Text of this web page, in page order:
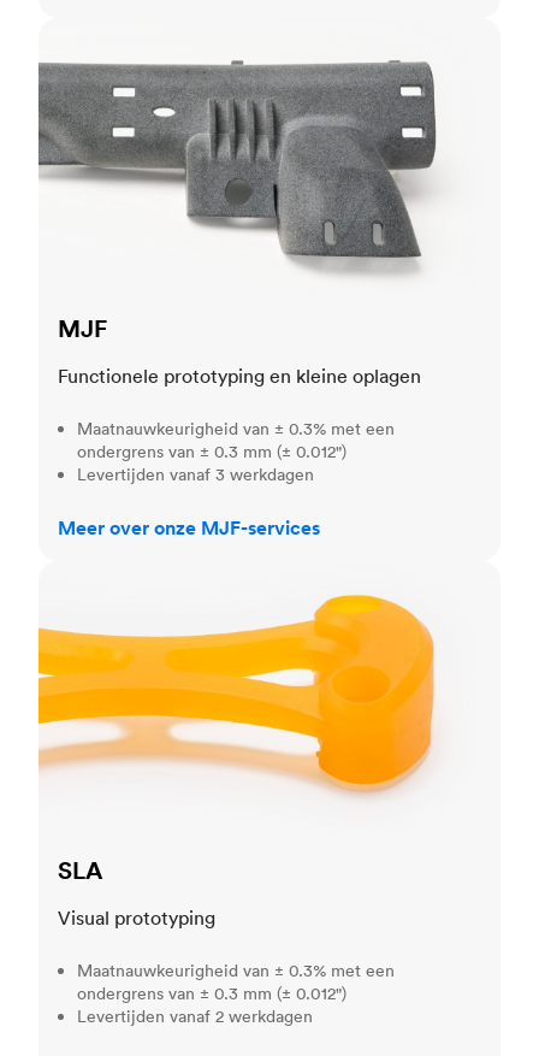
MJF
Functionele prototyping en kleine oplagen
Maatnauwkeurigheid van ± 0.3% met een
ondergrens van ± 0.3 mm (± 0.012")
Levertijden vanaf 3 werkdagen
Meer over onze MJF-services
SLA
Visual prototyping
Maatnauwkeurigheid van ± 0.3% met een
ondergrens van ± 0.3 mm (± 0.012")
Levertijden vanaf 2 werkdagen